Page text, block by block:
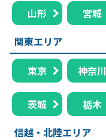
山形 宮城
関東エリア
東京 神奈川
茨城 栃木
信越・北陸エリア